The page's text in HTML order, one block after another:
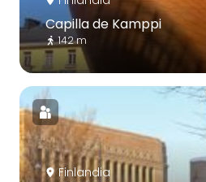
Capilla de Kamppi
142 m
Finlandia